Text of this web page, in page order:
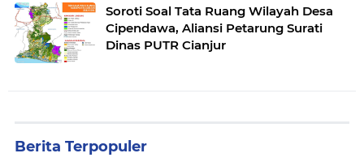
Soroti Soal Tata Ruang Wilayah Desa
Cipendawa, Aliansi Petarung Surati
Dinas PUTR Cianjur
Berita Terpopuler